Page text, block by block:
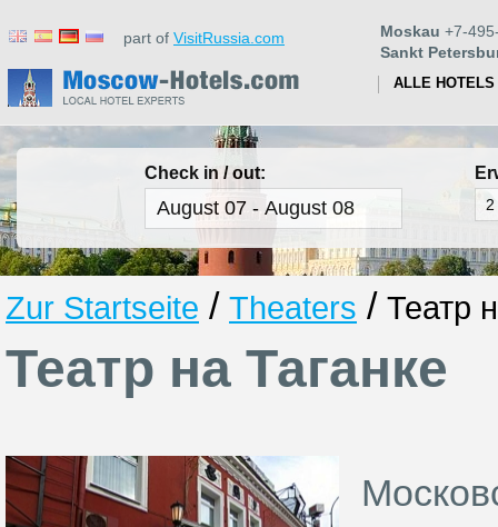
part of VisitRussia.com Moskau +7-
Sankt
ALLE HOTELS
Check in / out:
Zur Startseite / Theaters / Театр
Театр на Таганке